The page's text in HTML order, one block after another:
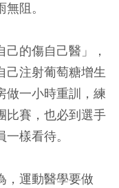
阻。
的傷自己醫」，
己注射葡萄糖增生
做一小時重訓，練
比賽，也必到選手
樣看待。
，運動醫學要做